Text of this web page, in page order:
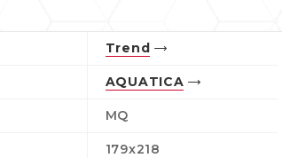
Trend
AQUATICA
MQ
179x218